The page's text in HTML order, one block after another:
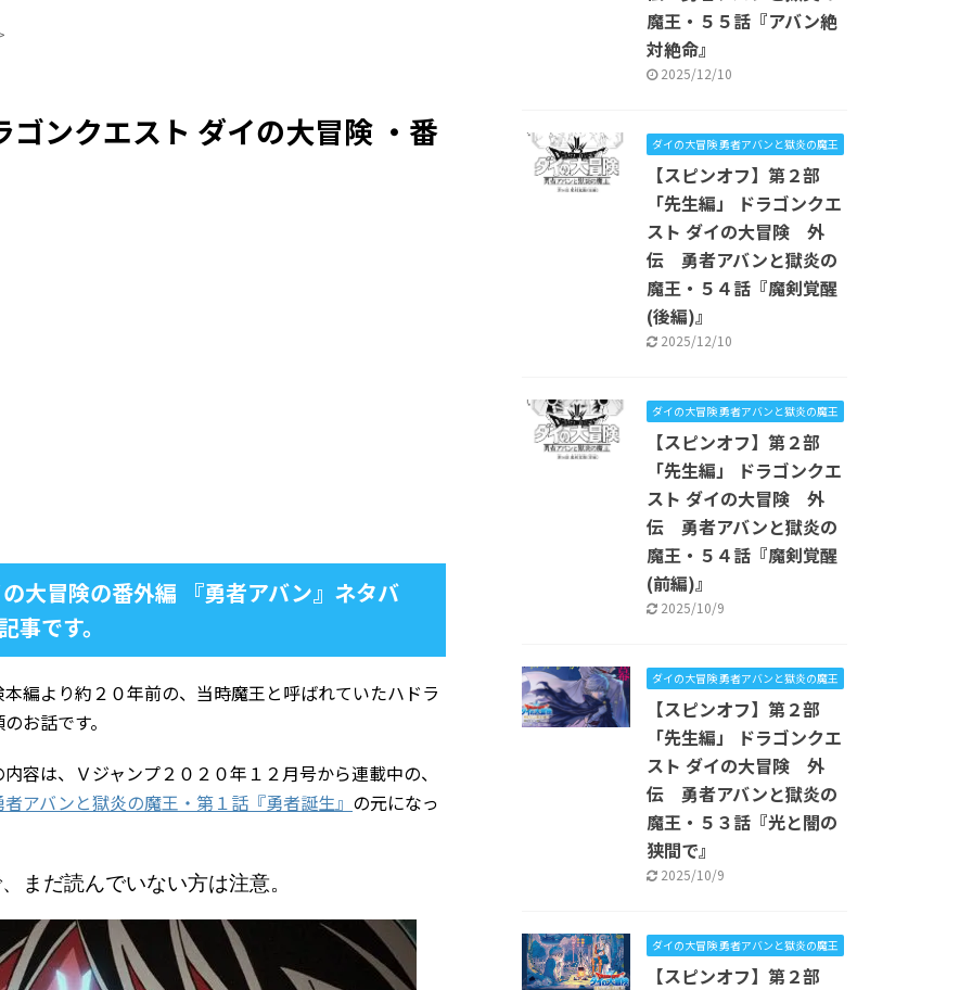
ゴンクエスト ダイの大冒険 ・番
大冒険の番外編 『勇者アバン』ネタバ
事です。
編より約２０年前の、当時魔王と呼ばれていたハドラ
お話です。
容は、Ｖジャンプ２０２０年１２月号から連載中の、
者アバンと獄炎の魔王・第１話『勇者誕生』 の元になっ
まだ読んでいない方は注意。
魔王・５５話『アバン絶
対絶命』
2025/12/10
ダイの大冒険 勇者アバンと獄炎の魔王
【スピンオフ】第２部
「先生編」 ドラゴンクエ
スト ダイの大冒険 外
伝 勇者アバンと獄炎の
魔王・５４話『魔剣覚醒
(後編)』
2025/12/10
ダイの大冒険 勇者アバンと獄炎の魔王
【スピンオフ】第２部
「先生編」 ドラゴンクエ
スト ダイの大冒険 外
伝 勇者アバンと獄炎の
魔王・５４話『魔剣覚醒
(前編)』
2025/10/9
ダイの大冒険 勇者アバンと獄炎の魔王
【スピンオフ】第２部
「先生編」 ドラゴンクエ
スト ダイの大冒険 外
伝 勇者アバンと獄炎の
魔王・５３話『光と闇の
狭間で』
2025/10/9
ダイの大冒険 勇者アバンと獄炎の魔王
【スピンオフ】第２部